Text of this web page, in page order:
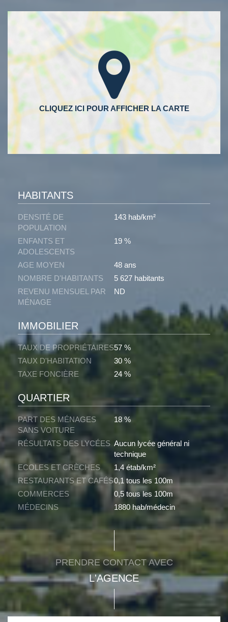
HABITANTS
DENSITÉ DE
POPULATION
143 hab/km²
ENFANTS ET
ADOLESCENTS
19 %
AGE MOYEN
48 ans
NOMBRE D'HABITANTS
5 627 habitants
REVENU MENSUEL PAR
MÉNAGE
ND
IMMOBILIER
TAUX DE PROPRIÉTAIRES57 %
TAUX D'HABITATION
30 %
TAXE FONCIÈRE
24 %
QUARTIER
PART DES MÉNAGES
SANS VOITURE
18 %
RÉSULTATS DES LYCÉES Aucun lycée général ni
technique
ECOLES ET CRÈCHES
1,4 étab/km²
RESTAURANTS ET CAFÉS0,1 tous les 100m
COMMERCES
0,5 tous les 100m
MÉDECINS
1880 hab/médecin
PRENDRE CONTACT AVEC
L'AGENCE